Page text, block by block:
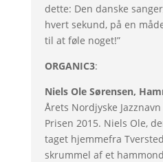
dette: Den danske
hvert sekund, på en
til at føle noget!”
ORGANIC3:
Niels Ole Sørensen,
Årets Nordjyske
Prisen 2015. Niels Ole,
taget hjemmefra
skrummel af et